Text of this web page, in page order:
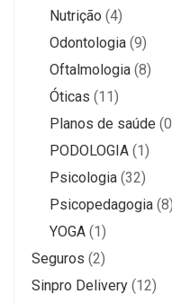
Nutrição (4)
Odontologia (9)
Oftalmologia (8)
Óticas (11)
Planos de saúde
PODOLOGIA (1)
Psicologia (32)
Psicopedagogia (8)
YOGA (1)
Seguros (2)
Sinpro Delivery (12)